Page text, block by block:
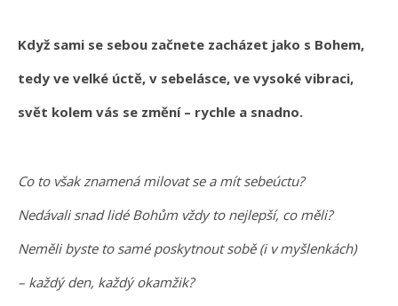
Když sami se sebou začnete zacházet jako s Bohem,
tedy ve velké úctě, v sebelásce, ve vysoké vibraci,
svět kolem vás se změní – rychle a snadno.
Co to však znamená milovat se a mít sebeúctu?
Nedávali snad lidé Bohům vždy to nejlepší, co měli?
Neměli byste to samé poskytnout sobě (i v myšlenkách)
– každý den, každý okamžik?